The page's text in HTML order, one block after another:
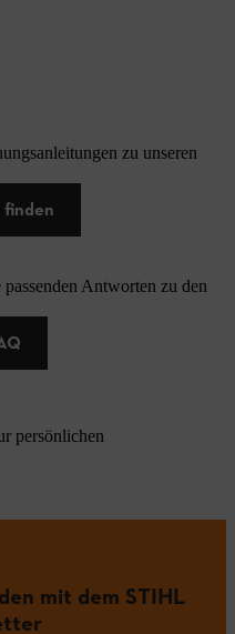
zu unseren
finden
Antworten zu den
persönlichen
mit dem STIHL